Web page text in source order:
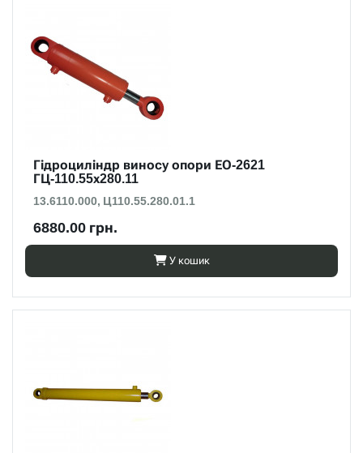
Гідроциліндр виносу опори ЕО-2621
ГЦ-110.55х280.11
13.6110.000, Ц110.55.280.01.1
6880.00 грн.
У кошик